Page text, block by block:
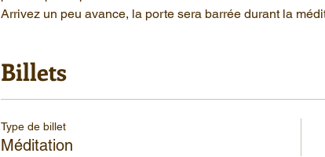
Arrivez un peu avance, la porte sera barrée durant la
Billets
Type de billet
Méditation